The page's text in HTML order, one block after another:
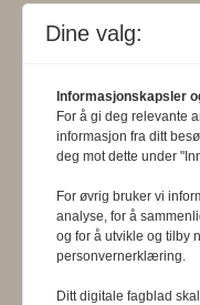
oppfordres til
redaksjonen.
(PFU) er et
behandler
presseetiske
informasjon
Dine valg:
Informasjonskapsler
For å gi deg relevante
informasjon fra ditt
deg mot dette under
For øvrig bruker vi
analyse, for å
og for å utvikle og tilby
personvernerklæring.
Ditt digitale fagblad